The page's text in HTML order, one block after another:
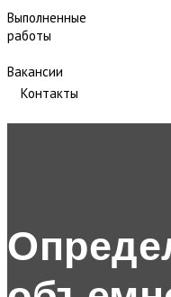
Выполненные
работы
Вакансии
Контакты